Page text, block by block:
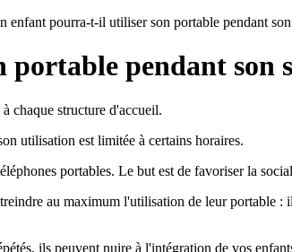
enfant pourra-t-il utiliser son portable pendant
pendant son
chaque structure d'accueil.
utilisation est limitée à certains horaires.
portables. Le but est de favoriser la
au maximum l'utilisation de leur portable
ils peuvent nuire à l'intégration de vos